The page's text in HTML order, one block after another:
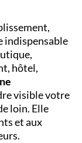
indispensable
hôtel,
visible votre
loin. Elle
et aux